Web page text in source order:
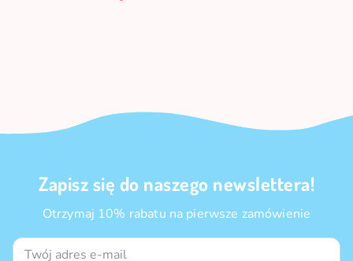
Zapisz się do naszego newslettera!
Otrzymaj 10% rabatu na pierwsze zamówienie